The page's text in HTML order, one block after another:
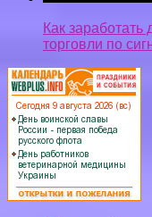
Как
торговли по